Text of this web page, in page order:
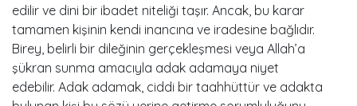
edilir ve dini bir ibadet niteliği taşır. Ancak, bu karar
tamamen kişinin kendi inancına ve iradesine bağlıdır.
Birey, belirli bir dileğinin gerçekleşmesi veya Allah’a
şükran sunma amacıyla adak adamaya niyet
edebilir. Adak adamak, ciddi bir taahhüttür ve adakta